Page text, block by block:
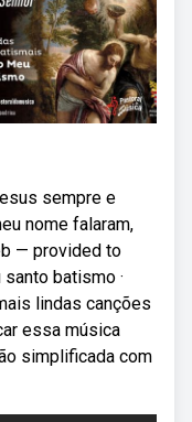
sempre e
nome falaram,
— provided to
batismo ·
lindas canções
essa música
simplificada com